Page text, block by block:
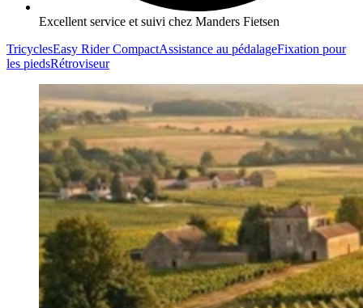
Excellent service et suivi chez Manders Fietsen
TricyclesEasy Rider CompactAssistance au pédalageFixation pour
les piedsRétroviseur